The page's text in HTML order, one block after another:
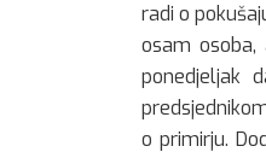
radi o
osam
ponedjeljak
o primirju.